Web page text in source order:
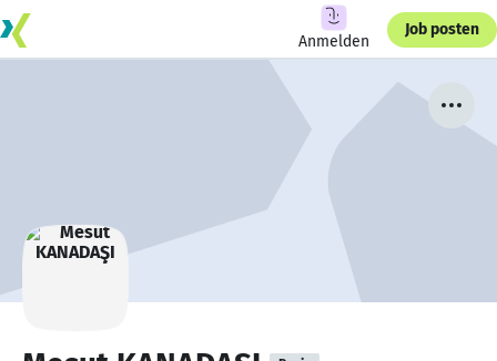
Anmelden
Job posten